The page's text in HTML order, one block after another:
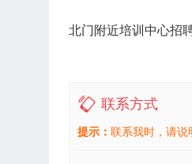
北门附近培训中心招
联系方式
提示： 联系我时，请说